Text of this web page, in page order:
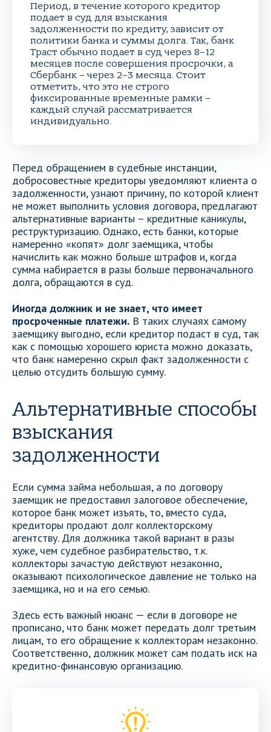
Период, в течение которого кредитор
подает в суд для взыскания
задолженности по кредиту, зависит от
политики банка и суммы долга. Так, банк
Траст обычно подает в суд через 8–12
месяцев после совершения просрочки, а
Сбербанк – через 2–3 месяца. Стоит
отметить, что это не строго
фиксированные временные рамки –
каждый случай рассматривается
индивидуально.
Перед обращением в судебные инстанции,
добросовестные кредиторы уведомляют клиента о
задолженности, узнают причину, по которой клиент
не может выполнить условия договора, предлагают
альтернативные варианты – кредитные каникулы,
реструктуризацию. Однако, есть банки, которые
намеренно «копят» долг заемщика, чтобы
начислить как можно больше штрафов и, когда
сумма набирается в разы больше первоначального
долга, обращаются в суд.
Иногда должник и не знает, что имеет
просроченные платежи. В таких случаях самому
заемщику выгодно, если кредитор подаст в суд, так
как с помощью хорошего юриста можно доказать,
что банк намеренно скрыл факт задолженности с
целью отсудить большую сумму.
Альтернативные способы
взыскания
задолженности
Если сумма займа небольшая, а по договору
заемщик не предоставил залоговое обеспечение,
которое банк может изъять, то, вместо суда,
кредиторы продают долг коллекторскому
агентству. Для должника такой вариант в разы
хуже, чем судебное разбирательство, т.к.
коллекторы зачастую действуют незаконно,
оказывают психологическое давление не только на
заемщика, но и на его семью.
Здесь есть важный нюанс — если в договоре не
прописано, что банк может передать долг третьим
лицам, то его обращение к коллекторам незаконно.
Соответственно, должник может сам подать иск на
кредитно-финансовую организацию.